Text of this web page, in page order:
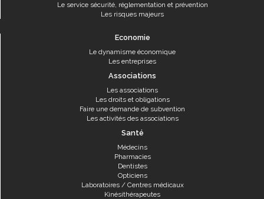
Le service sécurité, réglementation et prévention
Les risques majeurs
Economie
Le dynamisme économique
Les entreprises
Associations
Les associations
Les droits et obligations
Faire une demande de subvention
Les activités des associations
Santé
Médecins
Pharmacies
Dentistes
Opticiens
Laboratoires / Centres médicaux
Kinésithérapeutes